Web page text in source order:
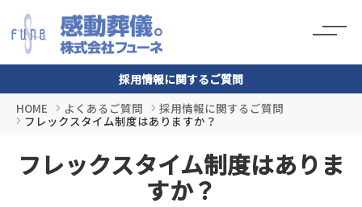
採用情報に関するご質問
HOME
よくあるご質問
採用情報に関するご質問
フレックスタイム制度はありますか？
フレックスタイム制度はありま
すか？